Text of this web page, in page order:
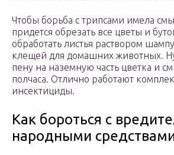
Чтобы борьба с трипсами имела
придется обрезать все цветы и
обработать листья раствором
клещей для домашних животных.
пену на наземную часть цветка и
полчаса. Отлично работают
инсектициды.
Как бороться с
народными